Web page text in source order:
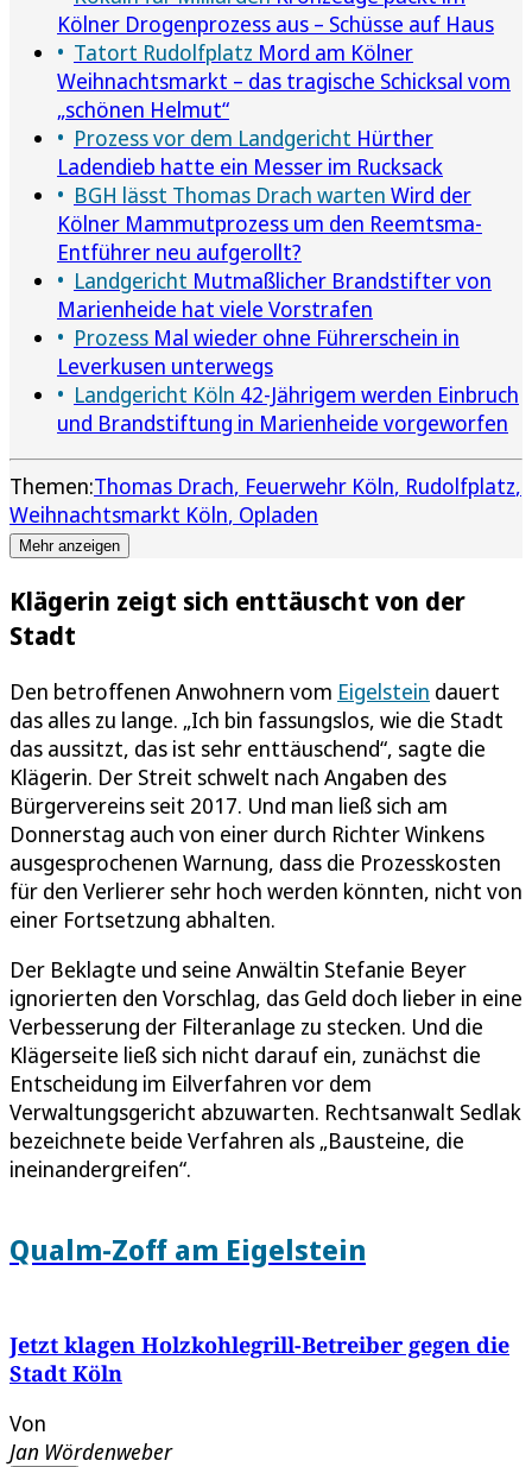
Kölner Drogenprozess aus – Schüsse auf Haus
Tatort Rudolfplatz Mord am Kölner
Weihnachtsmarkt – das tragische Schicksal vom
„schönen Helmut“
Prozess vor dem Landgericht Hürther
Ladendieb hatte ein Messer im Rucksack
BGH lässt Thomas Drach warten Wird der
Kölner Mammutprozess um den Reemtsma-
Entführer neu aufgerollt?
Landgericht Mutmaßlicher Brandstifter von
Marienheide hat viele Vorstrafen
Prozess Mal wieder ohne Führerschein in
Leverkusen unterwegs
Landgericht Köln 42-Jährigem werden Einbruch
und Brandstiftung in Marienheide vorgeworfen
Themen:Thomas Drach Feuerwehr Köln Rudolfplatz
Weihnachtsmarkt Köln Opladen
Mehr anzeigen
Klägerin zeigt sich enttäuscht von der
Stadt
Den betroffenen Anwohnern vom Eigelstein dauert
das alles zu lange. „Ich bin fassungslos, wie die Stadt
das aussitzt, das ist sehr enttäuschend“, sagte die
Klägerin. Der Streit schwelt nach Angaben des
Bürgervereins seit 2017. Und man ließ sich am
Donnerstag auch von einer durch Richter Winkens
ausgesprochenen Warnung, dass die Prozesskosten
für den Verlierer sehr hoch werden könnten, nicht von
einer Fortsetzung abhalten.
Der Beklagte und seine Anwältin Stefanie Beyer
ignorierten den Vorschlag, das Geld doch lieber in eine
Verbesserung der Filteranlage zu stecken. Und die
Klägerseite ließ sich nicht darauf ein, zunächst die
Entscheidung im Eilverfahren vor dem
Verwaltungsgericht abzuwarten. Rechtsanwalt Sedlak
bezeichnete beide Verfahren als „Bausteine, die
ineinandergreifen“.
Qualm-Zoff am Eigelstein
Jetzt klagen Holzkohlegrill-Betreiber gegen die
Stadt Köln
Von
Jan Wördenweber